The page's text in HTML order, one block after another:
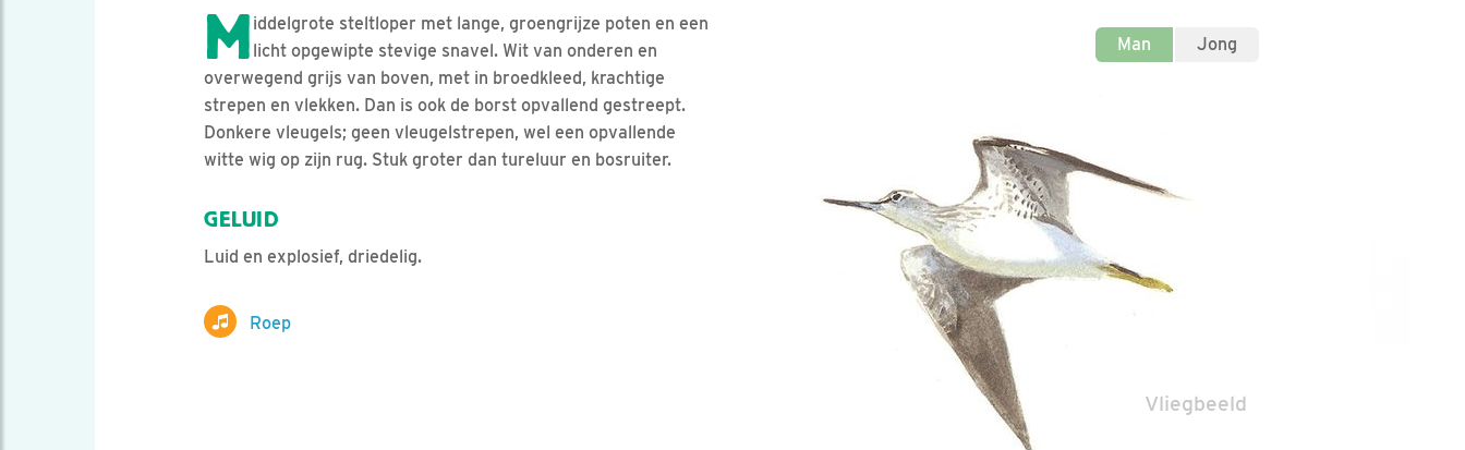
M iddelgrote steltloper met lange, groengrijze poten en een
licht opgewipte stevige snavel. Wit van onderen en
overwegend grijs van boven, met in broedkleed, krachtige
strepen en vlekken. Dan is ook de borst opvallend gestreept.
Donkere vleugels; geen vleugelstrepen, wel een opvallende
witte wig op zijn rug. Stuk groter dan tureluur en bosruiter.
GELUID
Luid en explosief, driedelig.
Roep
Man Jong
Vliegbeeld